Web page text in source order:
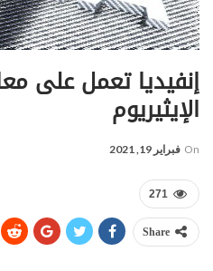
إنفيديا تعمل على
الإيثيريوم
On فبراير 19, 2021
271
Share